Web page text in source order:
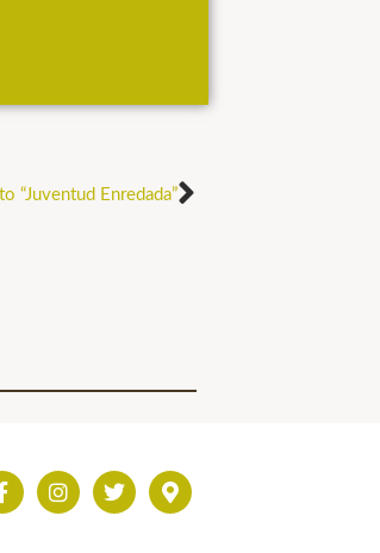
“Juventud Enredada”